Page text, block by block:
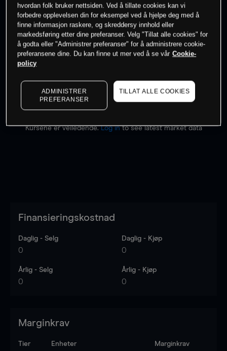
0% av kunder erpå dette instrumentet
Kursene er veiledende.Log into see latest market data
Finansieringskostnad
Daglig - Selg
0
Daglig - Kjøp
0
Årlig - Selg
0
Årlig - Kjøp
0
Marginkrav
Tier Enheter Marginkrav
hvordan folk bruker nettsiden. Ved å tillate cookies kan vi
forbedre opplevelsen din for eksempel ved å hjelpe deg med å
finne informasjon raskere, og skreddersy innhold eller
markedsføring etter dine preferanser. Velg "Tillat alle cookies" for
å godta eller "Administrer preferanser" for å administrere cookie-
preferansene dine. Du kan finne ut mer ved å se vår Cookie-
policy
ADMINISTRER
PREFERANSER
TILLAT ALLE COOKIES